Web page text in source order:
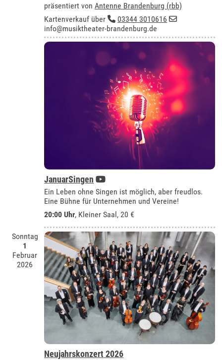
präsentiert vonAntenne Brandenburg (rbb)
Kartenverkauf über
03344 3010616
info@musiktheater-brandenburg.de
JanuarSingen
Ein Leben ohne Singen ist möglich, aber freudlos.
Eine Bühne für Unternehmen und Vereine!
20:00 Uhr, Kleiner Saal , 20 €
Sonntag
1
Februar
2026
Neujahrskonzert 2026